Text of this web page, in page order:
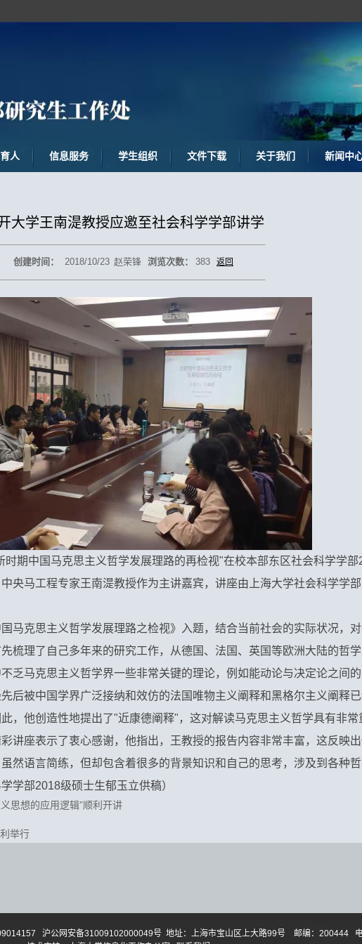
人 信息服务 学生组织 文件下载 关于我们 新闻中
大学王南湜教授应邀至社会科学学部讲学
创建时间： 2018/10/23 赵荣锋 浏览次数： 383 返回
期中国马克思主义哲学发展理路的再检视"在校本部东区社会科学学部
央马工程专家王南湜教授作为主讲嘉宾，讲座由上海大学社会科学学
克思主义哲学发展理路之检视》入题，结合当前社会的实际状况，
梳理了自己多年来的研究工作，从德国、法国、英国等欧洲大陆的哲
乏马克思主义哲学界一些非常关键的理论，例如能动论与决定论之间
后被中国学界广泛接纳和效仿的法国唯物主义阐释和黑格尔主义阐释
，他创造性地提出了"近康德阐释"，这对解读马克思主义哲学具有非常
讲座表示了衷心感谢，他指出，王教授的报告内容非常丰富，这反映
然语言简练，但却包含着很多的背景知识和自己的思考，涉及到各种
学部2018级硕士生郁玉立供稿）
思想的应用逻辑”顺利开讲
举行
沪公网安备31009102000049号 地址：上海市宝山区上大路99号 邮编：200444